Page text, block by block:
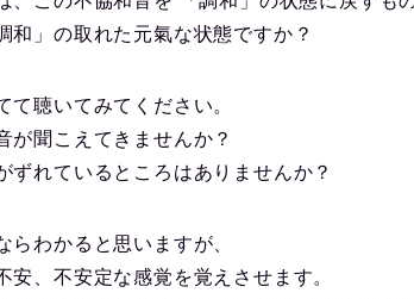
和」の取れた元氣な状態ですか？
て聴いてみてください。
が聞こえてきませんか？
ずれているところはありませんか？
らわかると思いますが、
安、不安定な感覚を覚えさせます。